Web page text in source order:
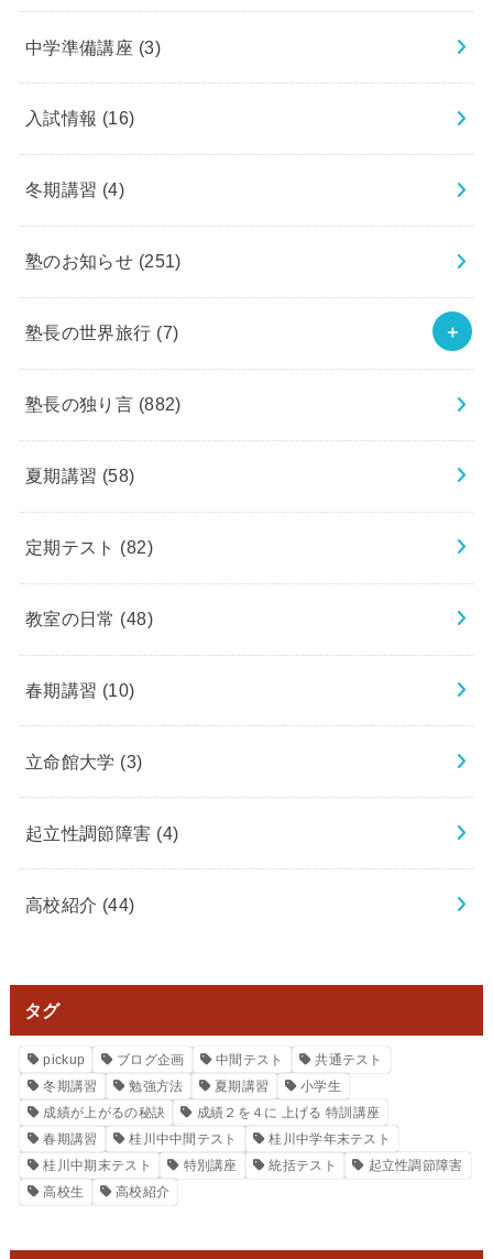
中学準備講座 (3)
入試情報 (16)
冬期講習 (4)
塾のお知らせ (251)
塾長の世界旅行 (7)
塾長の独り言 (882)
夏期講習 (58)
定期テスト (82)
教室の日常 (48)
春期講習 (10)
立命館大学 (3)
起立性調節障害 (4)
高校紹介 (44)
タグ
pickup ブログ企画 中間テスト
共通テスト
冬期講習
勉強方法 夏期講習
小学生
成績が上がるの秘訣
成績２を４に 上げる 特訓講座
春期講習
桂川中中間テスト
桂川中学年末テスト
桂川中期末テスト
特別講座 統括テスト
起立性調節障害
高校生
高校紹介